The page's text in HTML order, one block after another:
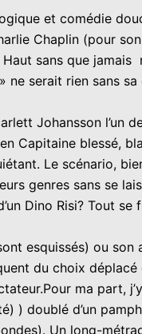
et comédie
Chaplin (pour
sans que jamais
ne serait rien sans
Johansson l’un
Capitaine blessé,
Le scénario,
genres sans se
Dino Risi? Tout se
esquissés) ou son
du choix déplacé
ma part,
) doublé d’un
Un long-